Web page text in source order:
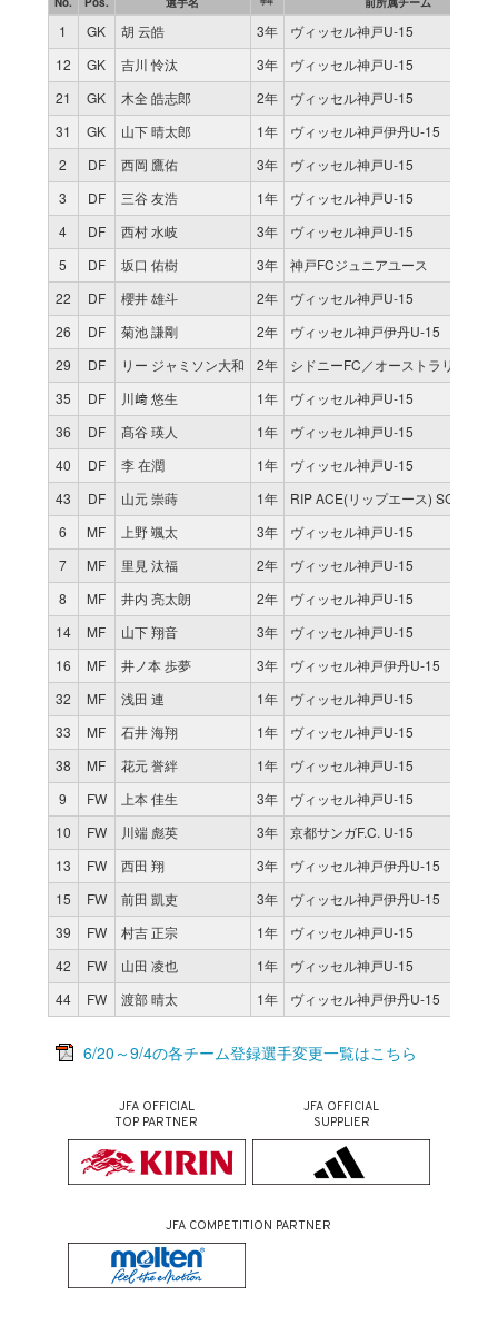
1 GK 胡 云皓 3年
ヴィッセル神戸U-15
12
GK 吉川 怜汰 3年
ヴィッセル神戸U-15
21
GK 木全 皓志郎 2年
ヴィッセル神戸U-15
31
GK 山下 晴太郎 1年
ヴィッセル神戸伊丹U-15
2
DF 西岡 鷹佑 3年
ヴィッセル神戸U-15
3
DF 三谷 友浩 1年
ヴィッセル神戸U-15
4
DF 西村 水岐 3年
ヴィッセル神戸U-15
5
DF 坂口 佑樹 3年
神戸FCジュニアユース
22
DF 櫻井 雄斗 2年
ヴィッセル神戸U-15
26
DF 菊池 謙剛 2年
ヴィッセル神戸伊丹U-15
29
DF リー ジャミソン大和 2年
シドニーFC／オーストラリア
35
DF 川﨑 悠生 1年
ヴィッセル神戸U-15
36
DF 髙谷 瑛人 1年
ヴィッセル神戸U-15
40
DF 李 在潤 1年
ヴィッセル神戸U-15
43
DF 山元 崇蒔 1年
RIP ACE(リップエース) SC (第３
6
MF 上野 颯太 3年
ヴィッセル神戸U-15
7
MF 里見 汰福 2年
ヴィッセル神戸U-15
8
MF 井内 亮太朗 2年
ヴィッセル神戸U-15
14
MF 山下 翔音 3年
ヴィッセル神戸U-15
16
MF 井ノ本 歩夢 3年
ヴィッセル神戸伊丹U-15
32
MF 浅田 連 1年
ヴィッセル神戸U-15
33
MF 石井 海翔 1年
ヴィッセル神戸U-15
38
MF 花元 誉絆 1年
ヴィッセル神戸U-15
9
FW 上本 佳生 3年
ヴィッセル神戸U-15
10
FW 川端 彪英 3年
京都サンガF.C. U-15
13
FW 西田 翔 3年
ヴィッセル神戸伊丹U-15
15
FW 前田 凱吏 3年
ヴィッセル神戸伊丹U-15
39
FW 村吉 正宗 1年
ヴィッセル神戸U-15
42
FW 山田 凌也 1年
ヴィッセル神戸U-15
44
FW 渡部 晴太 1年 ヴィッセル神戸伊丹U-15
6/20～9/4の各チーム登録選手変更一覧はこちら
JFA OFFICIAL
TOP PARTNER
JFA OFFICIAL
SUPPLIER
JFA COMPETITION PARTNER